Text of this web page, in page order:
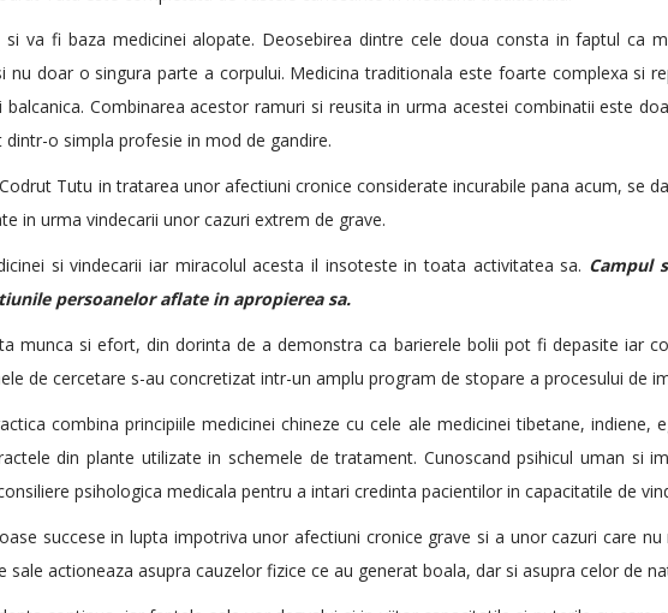
va fi baza medicinei alopate. Deosebirea dintre cele doua consta in faptul ca
nu doar o singura parte a corpului. Medicina traditionala este foarte complexa si
balcanica. Combinarea acestor ramuri si reusita in urma acestei combinatii este
o simpla profesie in mod de gandire.
Tutu in tratarea unor afectiuni cronice considerate incurabile pana acum, se
in urma vindecarii unor cazuri extrem de grave.
si vindecarii iar miracolul acesta il insoteste in toata activitatea sa. Campul
persoanelor aflate in apropierea sa.
munca si efort, din dorinta de a demonstra ca barierele bolii pot fi depasite iar
de cercetare s-au concretizat intr-un amplu program de stopare a procesului de
combina principiile medicinei chineze cu cele ale medicinei tibetane, indiene,
din plante utilizate in schemele de tratament. Cunoscand psihicul uman si
psihologica medicala pentru a intari credinta pacientilor in capacitatile de
succese in lupta impotriva unor afectiuni cronice grave si a unor cazuri care
actioneaza asupra cauzelor fizice ce au generat boala, dar si asupra celor de